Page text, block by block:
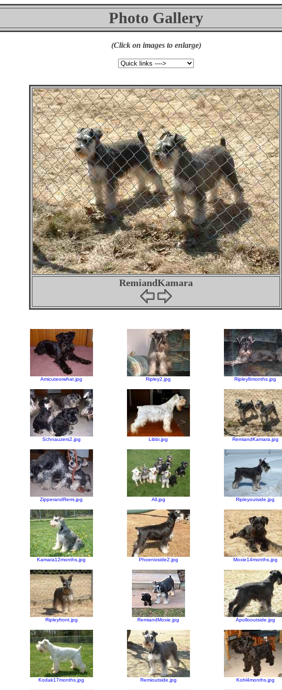
Photo Gallery
(Click on images to enlarge)
RemiandKamara
Amicuteorwhat.jpg Ripley2.jpg Ripley8months.jpg
Schnauzers2.jpg Libbi.jpg RemiandKamara.jpg
ZipperandRemi.jpg All.jpg Ripleyoutside.jpg
Kamara12months.jpg Phoenixside2.jpg Moxie14months.jpg
Ripleyfront.jpg RemiandMoxie.jpg Apollooutside.jpg
Kodak17months.jpg Remioutside.jpg Kohl4months.jpg